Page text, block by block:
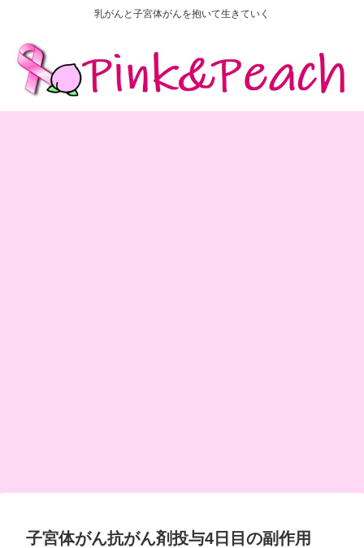
乳がんと子宮体がんを抱いて生きていく
子宮体がん抗がん剤投与4日目の副作用